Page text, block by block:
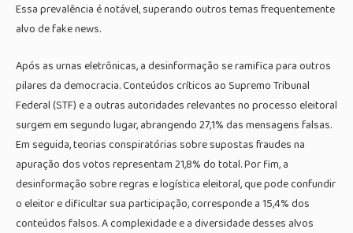
Essa prevalência é notável, superando outros temas frequentemente
alvo de fake news.
Após as urnas eletrônicas, a desinformação se ramifica para outros
pilares da democracia. Conteúdos críticos ao Supremo Tribunal
Federal (STF) e a outras autoridades relevantes no processo eleitoral
surgem em segundo lugar, abrangendo 27,1% das mensagens falsas.
Em seguida, teorias conspiratórias sobre supostas fraudes na
apuração dos votos representam 21,8% do total. Por fim, a
desinformação sobre regras e logística eleitoral, que pode confundir
o eleitor e dificultar sua participação, corresponde a 15,4% dos
conteúdos falsos. A complexidade e a diversidade desses alvos